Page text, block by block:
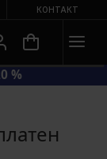
КОНТАКТ
−70 %